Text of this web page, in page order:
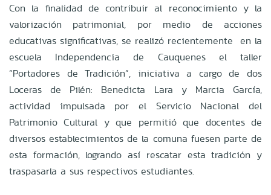
Con la finalidad de contribuir al reconocimiento y la
valorización patrimonial, por medio de acciones
educativas significativas, se realizó recientemente en la
escuela Independencia de Cauquenes el taller
“Portadores de Tradición”, iniciativa a cargo de dos
Loceras de Pilén: Benedicta Lara y Marcia García,
actividad impulsada por el Servicio Nacional del
Patrimonio Cultural y que permitió que docentes de
diversos establecimientos de la comuna fuesen parte de
esta formación, logrando así rescatar esta tradición y
traspasarla a sus respectivos estudiantes.